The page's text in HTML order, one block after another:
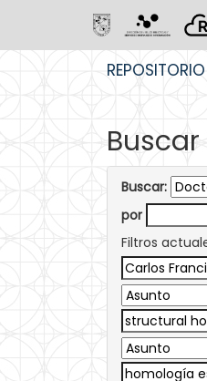
Buscar
Buscar:
por
Filtros